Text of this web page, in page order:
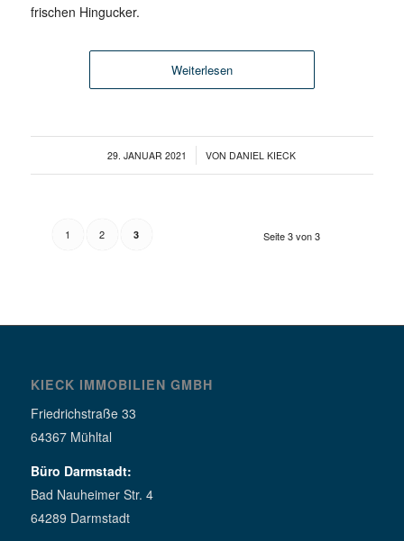
frischen Hingucker.
Weiterlesen
29. JANUAR 2021
/ VON DANIEL KIECK
Seite 3 von 3
1 2 3
KIECK IMMOBILIEN GMBH
Friedrichstraße 33
64367 Mühltal
Büro Darmstadt:
Bad Nauheimer Str. 4
64289 Darmstadt